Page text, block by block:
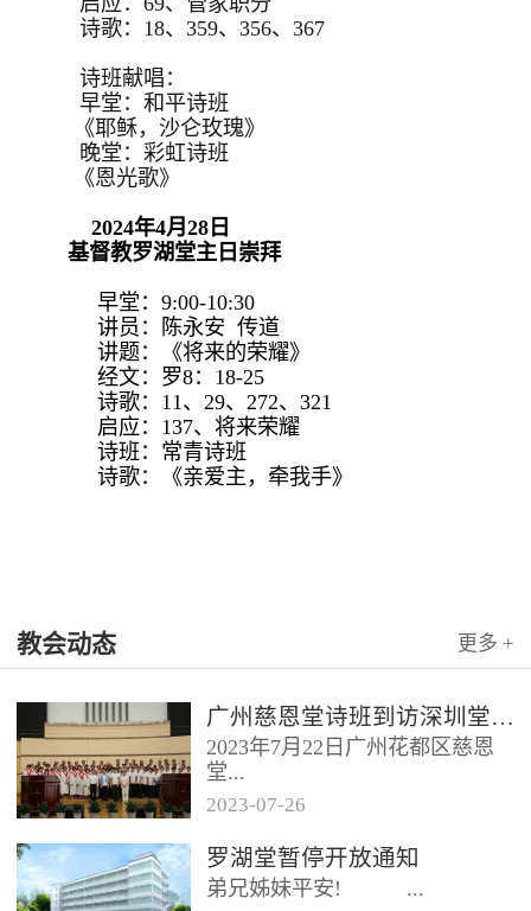
诗歌：18、359、356、367
诗班献唱：
早堂：和平诗班
《耶稣，沙仑玫瑰》
晚堂：彩虹诗班
《恩光歌》
2024年4月28日
基督教罗湖堂主日崇拜
早堂：9:00-10:30
讲员：陈永安 传道
讲题：《将来的荣耀》
经文：罗8：18-25
诗歌：11、29、272、321
启应：137、将来荣耀
诗班：常青诗班
诗歌：《亲爱主，牵我手》
教会动态 更多 +
广州慈恩堂诗班到访深圳堂、和平堂
2023年7月22日广州花都区慈恩
堂...
联合诗班在叶海莲牧师的带领
下，先后到访基督教和平堂、深
圳堂。 上午和平堂教...
2023-07-26
罗湖堂暂停开放通知
弟兄姊妹平安! ...